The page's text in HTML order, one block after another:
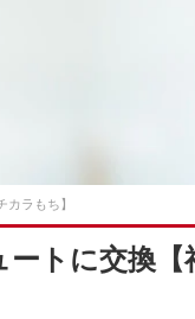
ラもち】
トに交換